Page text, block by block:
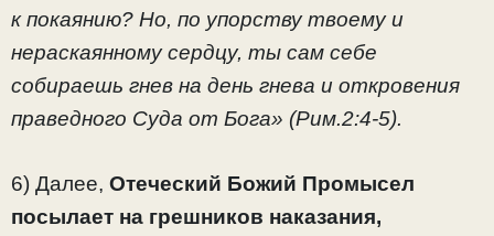
к покаянию? Но, по упорству твоему и
нераскаянному сердцу, ты сам себе
собираешь гнев на день гнева и откровения
праведного Суда от Бога» (Рим.2:4-5).
6) Далее, Отеческий Божий Промысел
посылает на грешников наказания,